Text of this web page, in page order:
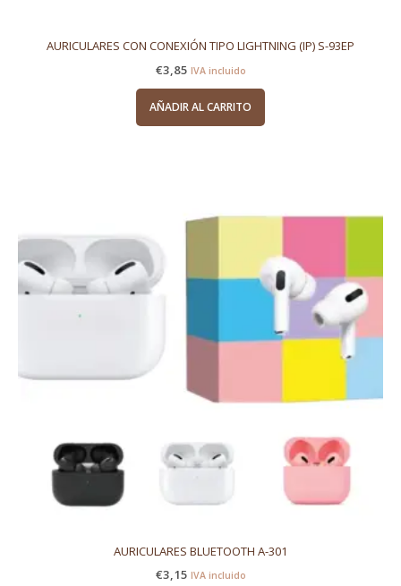
AURICULARES CON CONEXIÓN TIPO LIGHTNING (IP) S-93EP
€3,85 IVA incluido
AÑADIR AL CARRITO
AURICULARES BLUETOOTH A-301
€3,15 IVA incluido